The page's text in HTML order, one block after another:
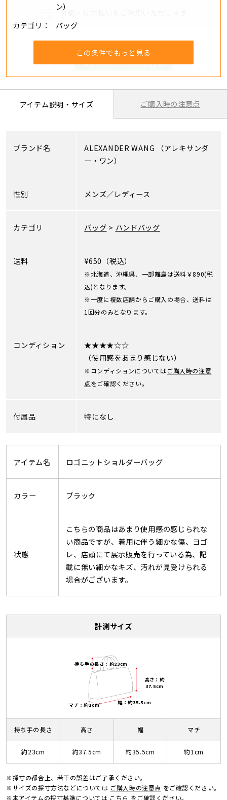
ン）
カテゴリ
バッグ
この条件でもっと見る
分割・リボ払いもご利用いただけます
アイテム説明・サイズ ご購入時の注意点
ブランド名 ALEXANDER WANG （アレキサンダ
ー・ワン）
性別 メンズ／レディース
カテゴリ バッグ > ハンドバッグ
送料 ¥650（税込）
※北海道、沖縄県、一部離島は送料￥890(税
込)となります。
※一度に複数店舗からご購入の場合、送料は
1回分のみとなります。
コンディション
★★★★☆☆
（使用感をあまり感じない）
※コンディションについてはご購入時の注意
点をご確認ください。
付属品 特になし
アイテム名 ロゴニットショルダーバッグ
カラー ブラック
状態
こちらの商品はあまり使用感の感じられな
い商品ですが、着用に伴う細かな傷、ヨゴ
レ、店頭にて展示販売を行っている為、記
載に無い細かなキズ、汚れが見受けられる
場合がございます。
計測サイズ
持ち手の長さ：約23cm
高さ：約
37.5cm
幅：約35.5cm
マチ：約1cm
持ち手の長さ
約23cm
高さ
約37.5cm
幅
約35.5cm
マチ
約1cm
※採寸の都合上、若干の誤差はご了承ください。
※サイズの採寸方法などについては ご購入時の注意点 をご確認ください。
※本アイテムの採寸基準については こちら をご確認ください。